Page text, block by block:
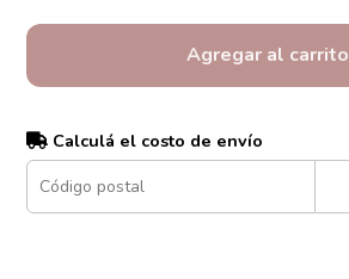
Agregar al carrito
Calculá el costo de envío